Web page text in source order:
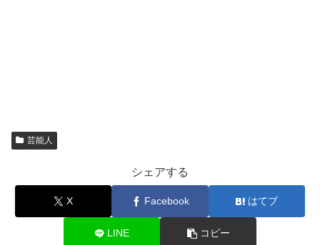
芸能人
シェアする
X Facebook はてブ
LINE コピー